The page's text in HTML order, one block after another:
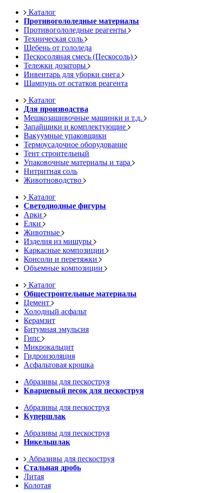
Каталог
Противогололедные материалы
Противогололедные реагенты
Техническая соль
Щебень от гололеда
Пескосоляная смесь (Пескосоль)
Тележки дозаторы
Инвентарь для уборки снега
Шампунь от остатков реагента
Каталог
Для производства
Мешкозашивочные машинки и т.д.
Запайщики и комплектующие
Вакуумные упаковщики
Термоусадочное оборудование
Тент строительный
Упаковочные материалы и тара
Нитритная соль
Животноводство
Каталог
Светодиодные фигуры
Арки
Елки
Животные
Изделия из мишуры
Каркасные композиции
Консоли и перетяжки
Объемные композиции
Каталог
Общестроительные материалы
Цемент
Холодный асфальт
Керамзит
Битумная эмульсия
Гипс
Микрокальцит
Гидроизоляция
Асфальтовая крошка
Абразивы для пескоструя
Кварцевый песок для пескоструя
Абразивы для пескоструя
Купершлак
Абразивы для пескоструя
Никельшлак
Абразивы для пескоструя
Стальная дробь
Литая
Колотая